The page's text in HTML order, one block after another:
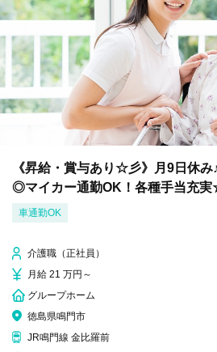
《昇給・賞与あり☆彡》月9日休み
◎マイカー通勤OK！各種手当充
車通勤OK
介護職（正社員）
月給 21 万円～
グループホーム
徳島県鳴門市
JR鳴門線 金比羅前